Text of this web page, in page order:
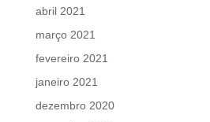
abril 2021
março 2021
fevereiro 2021
janeiro 2021
dezembro 2020